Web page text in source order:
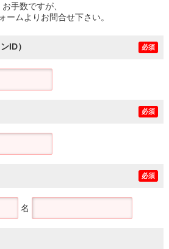
お手数ですが、
ームよりお問合せ下さい。
ID） 必須
必須
必須
名